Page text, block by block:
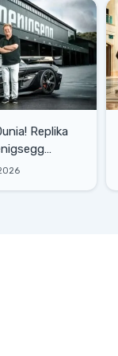
Replika
Asli Sukses